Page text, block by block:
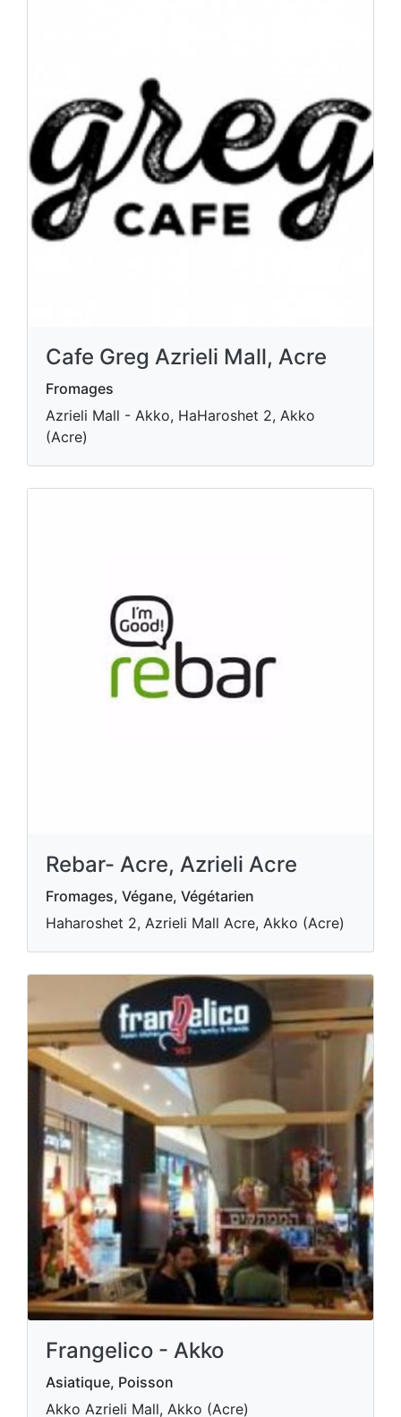
Cafe Greg Azrieli Mall, Acre
Fromages
Azrieli Mall - Akko, HaHaroshet 2, Akko
(Acre)
Rebar- Acre, Azrieli Acre
Fromages, Végane, Végétarien
Haharoshet 2, Azrieli Mall Acre, Akko (Acre)
Frangelico - Akko
Asiatique, Poisson
Akko Azrieli Mall, Akko (Acre)